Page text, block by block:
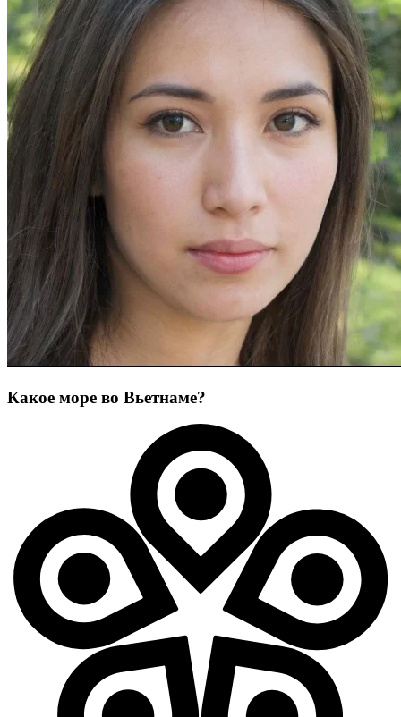
Какое море во Вьетнаме?